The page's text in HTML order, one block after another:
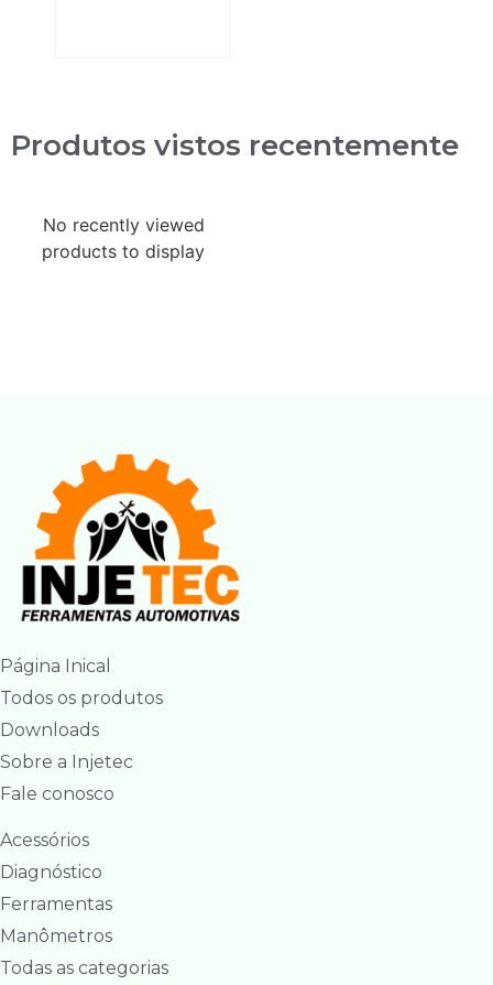
Produtos vistos recentemente
No recently viewed
products to display
Página Inical
Todos os produtos
Downloads
Sobre a Injetec
Fale conosco
Acessórios
Diagnóstico
Ferramentas
Manômetros
Todas as categorias